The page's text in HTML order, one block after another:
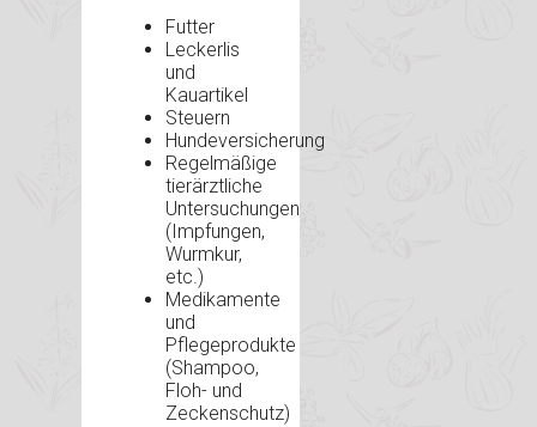
Futter
Leckerlis
und
Kauartikel
Steuern
Hundeversicherung
Regelmäßige
tierärztliche
Untersuchungen
(Impfungen,
Wurmkur,
etc.)
Medikamente
und
Pflegeprodukte
(Shampoo,
Floh- und
Zeckenschutz)